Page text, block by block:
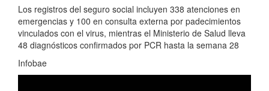
Los registros del seguro social incluyen 338 atenciones en
emergencias y 100 en consulta externa por padecimientos
vinculados con el virus, mientras el Ministerio de Salud lleva
48 diagnósticos confirmados por PCR hasta la semana 28
Infobae